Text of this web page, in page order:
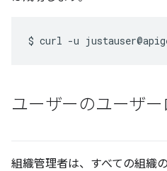
$ curl -u
ユーザーのユーザ
組織管理者は、すべての組織